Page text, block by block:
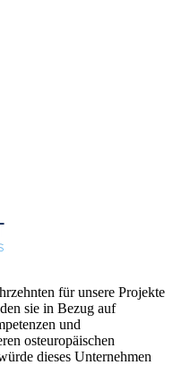
für unsere Projekte
sie in Bezug auf
und
osteuropäischen
dieses Unternehmen